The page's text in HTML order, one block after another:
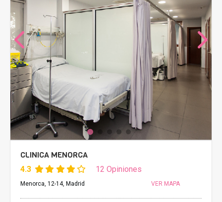
CLINICA MENORCA
4.3 12 Opiniones
Menorca, 12-14, Madrid VER MAPA